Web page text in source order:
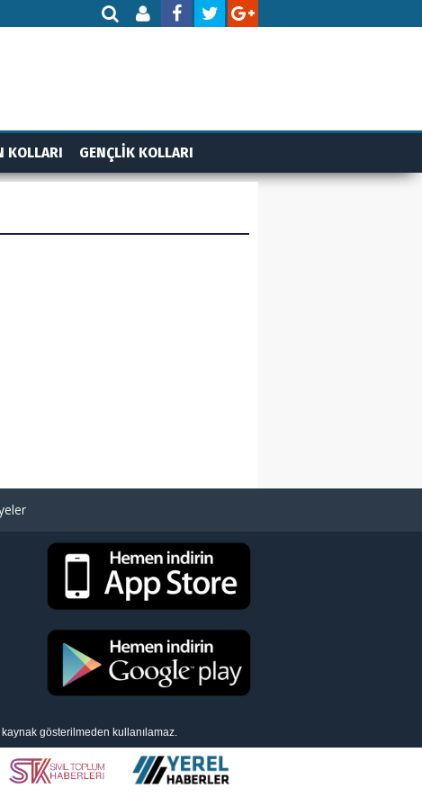
KOLLARI GENÇLİK KOLLARI
kaynak gösterilmeden kullanılamaz.